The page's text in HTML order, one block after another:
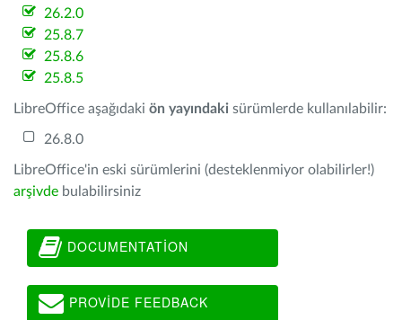
26.2.0
25.8.7
25.8.6
25.8.5
LibreOffice aşağıdaki ön yayındaki sürümlerde kullanılabilir:
26.8.0
LibreOffice'in eski sürümlerini (desteklenmiyor olabilirler!)
arşivde bulabilirsiniz
DOCUMENTATION
PROVIDE FEEDBACK